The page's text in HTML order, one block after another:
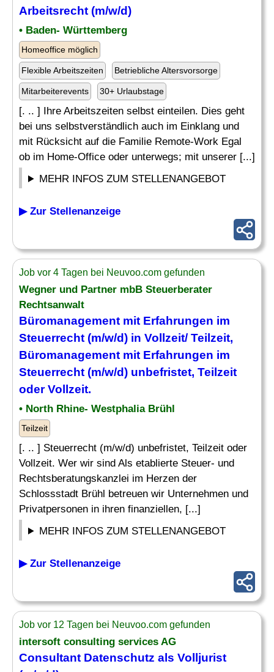
Arbeitsrecht (m/w/d)
• Baden- Württemberg
Homeoffice möglich
Flexible Arbeitszeiten Betriebliche Altersvorsorge
Mitarbeiterevents 30+ Urlaubstage
[. .. ] Ihre Arbeitszeiten selbst einteilen. Dies geht
bei uns selbstverständlich auch im Einklang und
mit Rücksicht auf die Familie Remote-Work Egal
ob im Home-Office oder unterwegs; mit unserer [...]
MEHR INFOS ZUM STELLENANGEBOT
▶ Zur Stellenanzeige
Job vor 4 Tagen bei Neuvoo.com gefunden
Wegner und Partner mbB Steuerberater
Rechtsanwalt
Büromanagement mit Erfahrungen im
Steuerrecht (m/w/d) in Vollzeit/ Teilzeit,
Büromanagement mit Erfahrungen im
Steuerrecht (m/w/d) unbefristet, Teilzeit
oder Vollzeit.
• North Rhine- Westphalia Brühl
Teilzeit
[. .. ] Steuerrecht (m/w/d) unbefristet, Teilzeit oder
Vollzeit. Wer wir sind Als etablierte Steuer- und
Rechtsberatungskanzlei im Herzen der
Schlossstadt Brühl betreuen wir Unternehmen und
Privatpersonen in ihren finanziellen, [...]
MEHR INFOS ZUM STELLENANGEBOT
▶ Zur Stellenanzeige
Job vor 12 Tagen bei Neuvoo.com gefunden
intersoft consulting services AG
Consultant Datenschutz als Volljurist